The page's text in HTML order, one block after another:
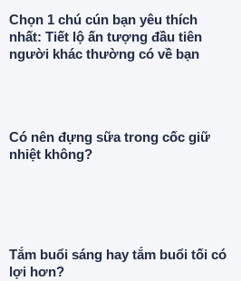
Chọn 1 chú cún bạn yêu thích
nhất: Tiết lộ ấn tượng đầu tiên
người khác thường có về bạn
Có nên đựng sữa trong cốc giữ
nhiệt không?
Tắm buổi sáng hay tắm buổi tối có
lợi hơn?